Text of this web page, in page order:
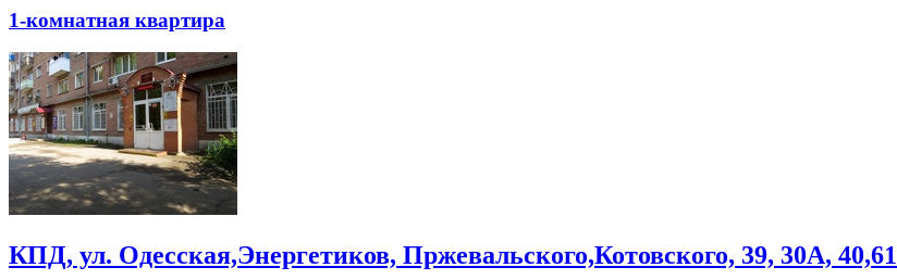
1-комнатная квартира
КПД, ул. Одесская,Энергетиков, Пржевальского,Котовского, 39, 30А, 40,61